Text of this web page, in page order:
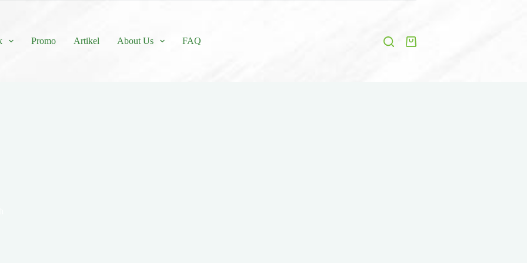
Promo Artikel About Us FAQ
Shopping